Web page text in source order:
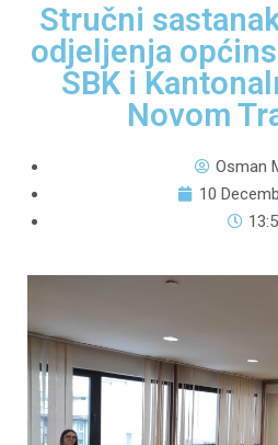
Stručni
odjeljenja
SBK i
Novom
Osman
10